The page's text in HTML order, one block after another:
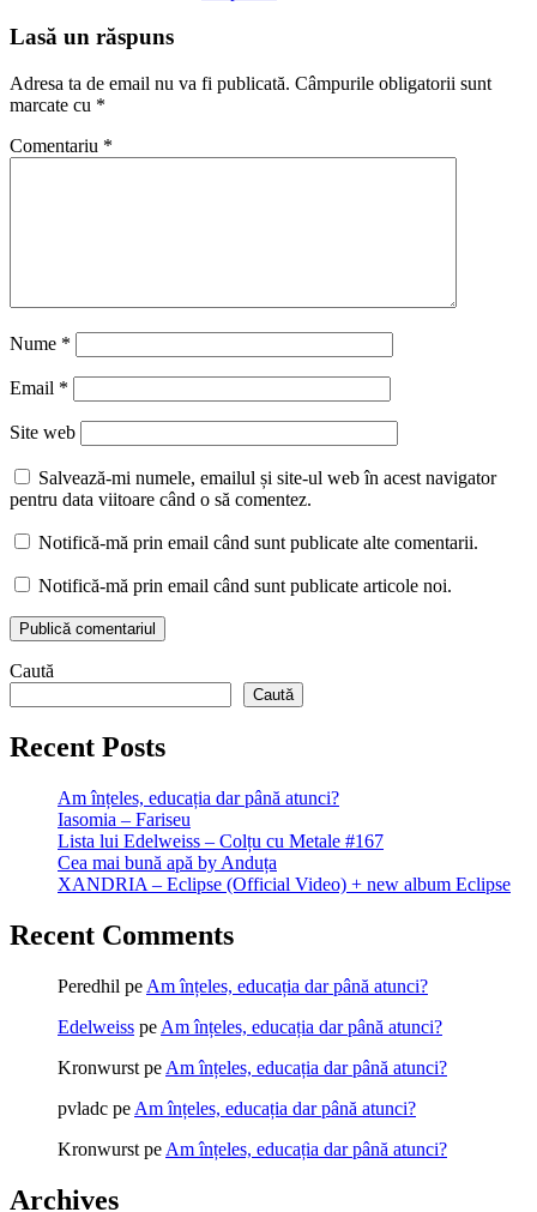
Lasă un răspuns
Adresa ta de email nu va fi publicată. Câmpurile obligatorii sunt
marcate cu *
Comentariu *
Nume *
Email *
Site web
Salvează-mi numele, emailul și site-ul web în acest navigator
pentru data viitoare când o să comentez.
Notifică-mă prin email când sunt publicate alte comentarii.
Notifică-mă prin email când sunt publicate articole noi.
Caută
Caută
Recent Posts
Am înțeles, educația dar până atunci?
Iasomia – Fariseu
Lista lui Edelweiss – Colțu cu Metale #167
Cea mai bună apă by Anduța
XANDRIA – Eclipse (Official Video) + new album Eclipse
Recent Comments
Peredhil pe Am înțeles, educația dar până atunci?
Edelweiss pe Am înțeles, educația dar până atunci?
Kronwurst pe Am înțeles, educația dar până atunci?
pvladc pe Am înțeles, educația dar până atunci?
Kronwurst pe Am înțeles, educația dar până atunci?
Archives